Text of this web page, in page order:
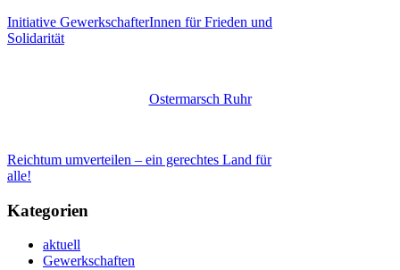
Initiative GewerkschafterInnen für Frieden und
Solidarität
Ostermarsch Ruhr
Reichtum umverteilen – ein gerechtes Land für
alle!
Kategorien
aktuell
Gewerkschaften